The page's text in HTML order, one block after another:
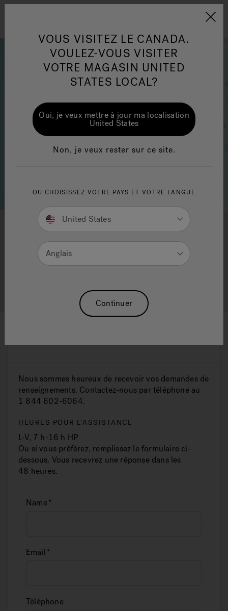
Jacuzzi&reg; Canada
l'eau
Articles sur l'infrarouge
Avantages pour la santé
Nous sommes heureux de recevoir vos demandes de
renseignements. Contactez-nous par téléphone au
1 844 602-6064.
HEURES POUR L'ASSISTANCE
L-V, 7 h-16 h HP
Ou si vous préférez, remplissez le formulaire ci-
dessous. Vous recevrez une réponse dans les
48 heures.
Name
Email
Téléphone
VOUS VISITEZ LE CANADA.
VOULEZ-VOUS VISITER
VOTRE MAGASIN UNITED
STATES LOCAL?
Oui, je veux mettre à jour ma localisation
United States
Non, je veux rester sur ce site.
OU CHOISISSEZ VOTRE PAYS ET VOTRE LANGUE
United States
Anglais
Continuer